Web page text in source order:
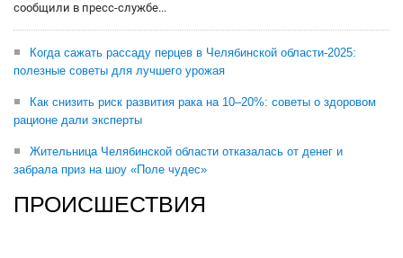
сообщили в пресс-службе...
Когда сажать рассаду перцев в Челябинской области-2025:
полезные советы для лучшего урожая
Как снизить риск развития рака на 10–20%: советы о здоровом
рационе дали эксперты
Жительница Челябинской области отказалась от денег и
забрала приз на шоу «Поле чудес»
ПРОИСШЕСТВИЯ